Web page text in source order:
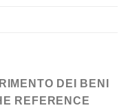
DEI BENI
REFERENCE